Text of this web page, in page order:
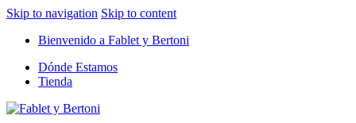
Skip to navigation Skip to content
Bienvenido a Fablet y Bertoni
Dónde Estamos
Tienda